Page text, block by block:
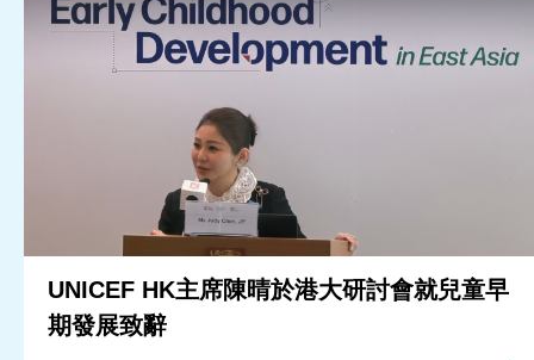
UNICEF HK主席陳晴於港大研討會就兒童早
期發展致辭